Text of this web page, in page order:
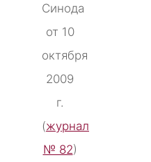
Синода
от 10
октября
2009
г.
(журнал
№ 82)